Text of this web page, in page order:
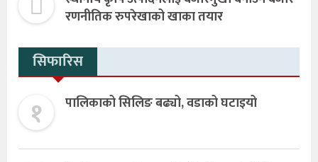
रणनीतिक रुपरेखाको खाका तयार
सिफारिस
१ पालिकाको सिलिङ बढ्यो, वडाको घटाइयो